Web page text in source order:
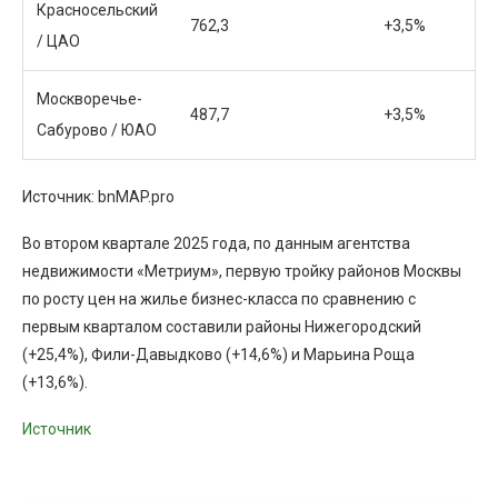
Красносельский
/ ЦАО
762,3 +3,5%
Москворечье-
Сабурово / ЮАО
487,7 +3,5%
Источник: bnMAP.pro
Во втором квартале 2025 года, по данным агентства
недвижимости «Метриум», первую тройку районов Москвы
по росту цен на жилье бизнес-класса по сравнению с
первым кварталом составили районы Нижегородский
(+25,4%), Фили-Давыдково (+14,6%) и Марьина Роща
(+13,6%).
Источник